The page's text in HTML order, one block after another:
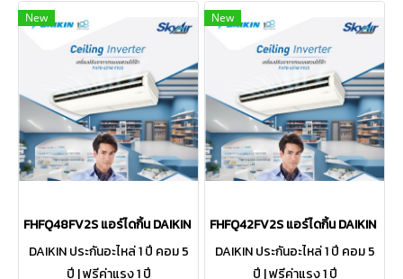
New
FHFQ48FV2S แอร์ไดกิ้น DAIKIN รุ่น SkyAir Ceiling Inverter R-32 ข
DAIKIN ประกันอะไหล่ 1 ปี คอม 5
ปี | ฟรีค่าแรง 1 ปี
New
FHFQ42FV2S แอร์ไดกิ้น DAIKIN
DAIKIN ประกันอะไหล่ 1 ปี คอม 5
ปี | ฟรีค่าแรง 1 ปี